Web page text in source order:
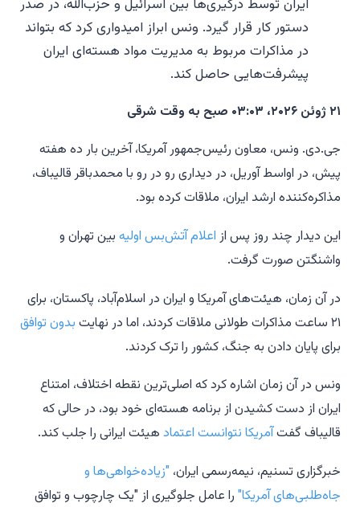
ایران توسط درگیری‌ها بین اسرائیل و حزب‌الله، در صدر
دستور کار قرار گیرد. ونس ابراز امیدواری کرد که بتواند
در مذاکرات مربوط به مدیریت مواد هسته‌ای ایران
پیشرفت‌هایی حاصل کند.
۲۱ ژوئن ۲۰۲۶، ۰۳:۰۳ صبح به وقت شرقی
جی.دی. ونس، معاون رئیس‌جمهور آمریکا، آخرین بار ده هفته
پیش، در اواسط آوریل، در دیداری رو در رو با محمدباقر قالیباف،
مذاکره‌کننده ارشد ایران، ملاقات کرده بود.
این دیدار چند روز پس از اعلام آتش‌بس اولیه بین تهران و
واشنگتن صورت گرفت.
در آن زمان، هیئت‌های آمریکا و ایران در اسلام‌آباد، پاکستان، برای
۲۱ ساعت مذاکرات طولانی ملاقات کردند، اما در نهایت
بدون توافق
برای پایان دادن به جنگ، کشور را ترک کردند.
ونس در آن زمان اشاره کرد که اصلی‌ترین نقطه اختلاف، امتناع
ایران از دست کشیدن از برنامه هسته‌ای خود بود، در حالی که
قالیباف گفتآمریکا نتوانست اعتماد هیئت ایرانی را جلب کند.
خبرگزاری تسنیم، نیمه‌رسمی ایران، "زیاده‌خواهی‌ها و
جاه‌طلبی‌های آمریکا" را عامل جلوگیری از "یک چارچوب و توافق